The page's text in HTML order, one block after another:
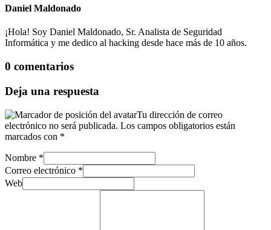
Daniel Maldonado
¡Hola! Soy Daniel Maldonado, Sr. Analista de Seguridad
Informática y me dedico al hacking desde hace más de 10 años.
0 comentarios
Deja una respuesta
Tu dirección de correo
electrónico no será publicada. Los campos obligatorios están
marcados con *
Nombre *
Correo electrónico *
Web